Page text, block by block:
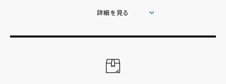
詳細を見る